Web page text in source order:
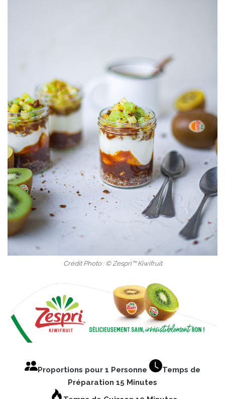
Crédit Photo : © Zespri™ Kiwifruit
Proportions pour 1 Personne
Temps de
Préparation 15 Minutes